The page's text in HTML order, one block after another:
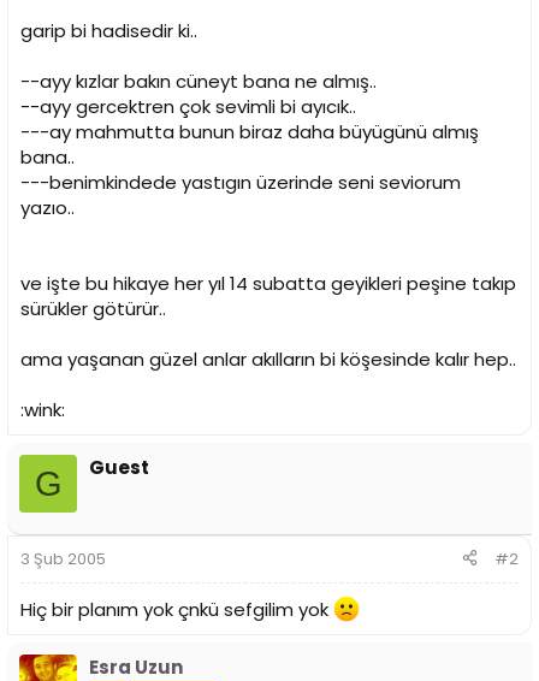
garip bi hadisedir ki..
--ayy kızlar bakın cüneyt bana ne almış..
--ayy gercektren çok sevimli bi ayıcık..
---ay mahmutta bunun biraz daha büyügünü almış
bana..
---benimkindede yastıgın üzerinde seni seviorum
yazıo..
ve işte bu hikaye her yıl 14 subatta geyikleri peşine takıp
sürükler götürür..
ama yaşanan güzel anlar akılların bi köşesinde kalır hep..
:wink:
G Guest
3 Şub 2005 #2
Hiç bir planım yok çnkü sefgilim yok
Esra Uzun